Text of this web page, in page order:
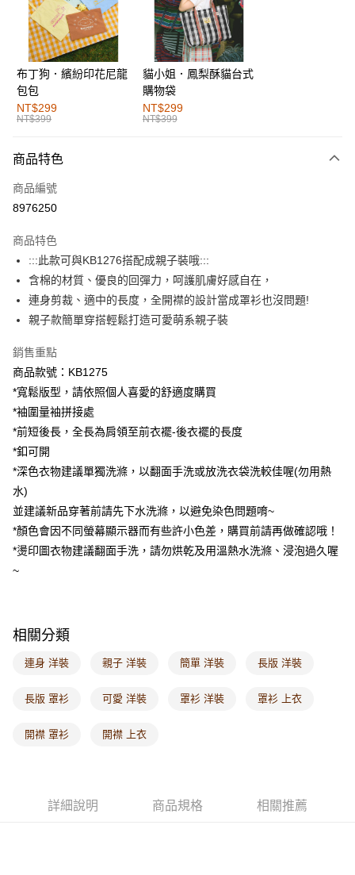
LINE Pay
街口支付
運送方式
全家取貨付款
每筆NT$60，滿NT$1,000(含以上)免運費
付款後全家取貨
萊爾富取貨付款
付款後萊爾富取貨
每筆NT$60，滿NT$1,000(含以上)免運費
7-11取貨付款
每筆NT$60，滿NT$1,000(含以上)免運費
付款後7-11取貨
每筆NT$60，滿NT$1,000(含以上)免運費
宅配
每筆NT$120，滿NT$1,000(含以上)免運費
付款後門市自取
每筆NT$60，滿NT$1,000(含以上)免運費
海外配送-港/澳/新/馬/泰國專屬
海外配送-其他亞洲地區 查看運費
布丁狗．繽紛印花尼龍
包包
NT$299
NT$399
貓小姐．鳳梨酥貓台式
購物袋
NT$299
NT$399
商品特色
商品編號
8976250
商品特色
:::此款可與KB1276搭配成親子裝哦:::
含棉的材質、優良的回彈力，呵護肌膚好感自在，
連身剪裁、適中的長度，全開襟的設計當成罩衫也沒問題!
親子款簡單穿搭輕鬆打造可愛萌系親子裝
銷售重點
商品款號：KB1275
*寬鬆版型，請依照個人喜愛的舒適度購買
*袖圍量袖拼接處
*前短後長，全長為肩領至前衣襬-後衣襬的長度
*釦可開
*深色衣物建議單獨洗滌，以翻面手洗或放洗衣袋洗較佳喔(勿用熱
水)
並建議新品穿著前請先下水洗滌，以避免染色問題唷~
*顏色會因不同螢幕顯示器而有些許小色差，購買前請再做確認哦！
*燙印圖衣物建議翻面手洗，請勿烘乾及用溫熱水洗滌、浸泡過久喔
~
相關分類
連身 洋裝 親子 洋裝 簡單 洋裝 長版 洋裝
長版 罩衫 可愛 洋裝 罩衫 洋裝 罩衫 上衣
開襟 罩衫 開襟 上衣
詳細說明 商品規格 相關推薦